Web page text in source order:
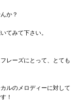
か？
てみて下さい。
レーズにとって、とても
ルのメロディーに対して
！